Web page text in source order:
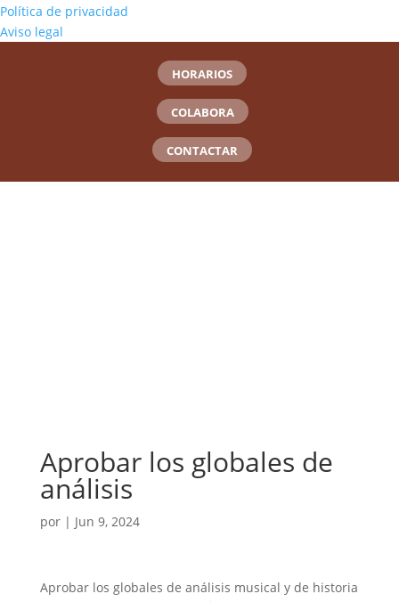
Política de privacidad
Aviso legal
HORARIOS
COLABORA
CONTACTAR
Aprobar los globales de
análisis
por | Jun 9, 2024
Aprobar los globales de análisis musical y de historia